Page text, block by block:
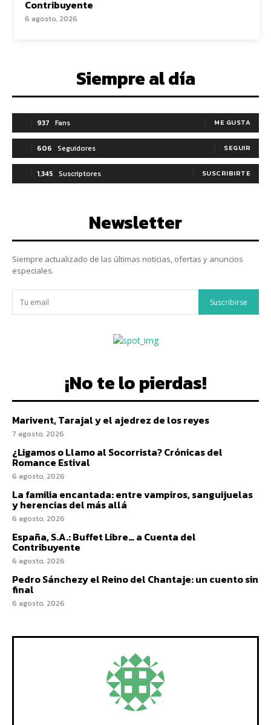
Contribuyente
6 agosto, 2026
Siempre al día
937 Fans ME GUSTA
606 Seguidores SEGUIR
1,345 Suscriptores SUSCRIBIRTE
Newsletter
Siempre actualizado de las últimas noticias, ofertas y anuncios
especiales.
Suscribirse
¡No te lo pierdas!
Marivent, Tarajal y el ajedrez de los reyes
7 agosto, 2026
¿Ligamos o Llamo al Socorrista? Crónicas del
Romance Estival
6 agosto, 2026
La familia encantada: entre vampiros, sanguijuelas
y herencias del más allá
6 agosto, 2026
España, S.A.: Buffet Libre… a Cuenta del
Contribuyente
6 agosto, 2026
Pedro Sánchezy el Reino del Chantaje: un cuento sin
final
6 agosto, 2026